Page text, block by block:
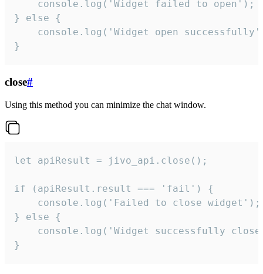
    console.log('Widget failed to open');
} else {
console.log('Widget open
}
close#
Using this method you can minimize the chat window.
let apiResult = jivo_api.close();
if (apiResult.result === 'fail') {
    console.log('Failed to close widget');
} else {
console.log('Widget successfully
}